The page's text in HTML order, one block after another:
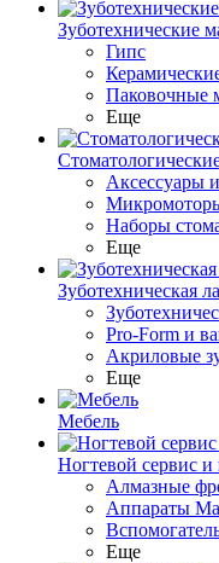
Зуботехнические
Гипс
Паковочные
Еще
Аксессуары
Наборы
Еще
Зуботехническая
Pro-Form и
Акриловые
Еще
Мебель
Ногтевой сервис и
Алмазные
Аппараты
Еще